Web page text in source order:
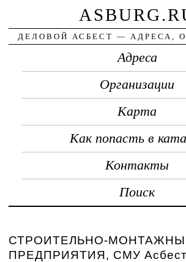
ДЕЛОВОЙ АСБЕСТ — АДРЕСА,
Адреса
Организации
Карта
Как попасть в
Контакты
Поиск
СТРОИТЕЛЬНО-
ПРЕДПРИЯТИЯ, СМУ